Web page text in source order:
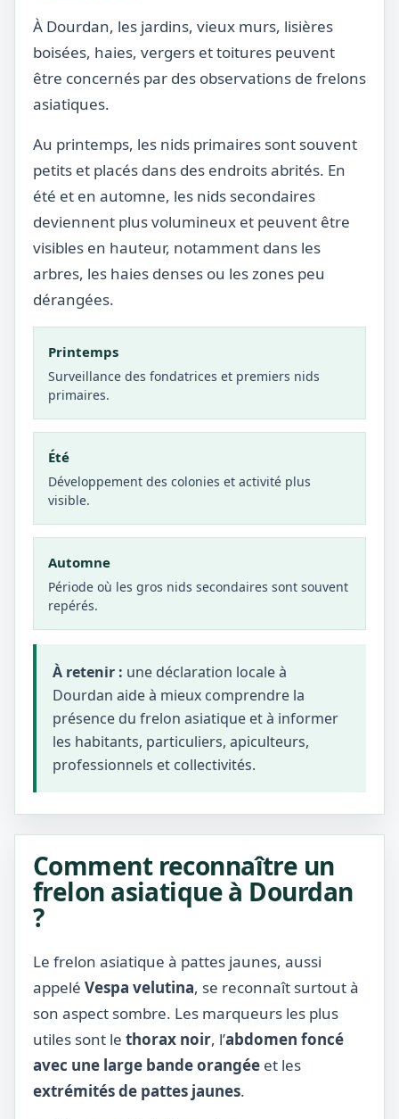
À Dourdan, les jardins, vieux murs, lisières
boisées, haies, vergers et toitures peuvent
être concernés par des observations de frelons
asiatiques.
Au printemps, les nids primaires sont souvent
petits et placés dans des endroits abrités. En
été et en automne, les nids secondaires
deviennent plus volumineux et peuvent être
visibles en hauteur, notamment dans les
arbres, les haies denses ou les zones peu
dérangées.
Printemps
Surveillance des fondatrices et premiers nids
primaires.
Été
Développement des colonies et activité plus
visible.
Automne
Période où les gros nids secondaires sont souvent
repérés.
À retenir : une déclaration locale à
Dourdan aide à mieux comprendre la
présence du frelon asiatique et à informer
les habitants, particuliers, apiculteurs,
professionnels et collectivités.
Comment reconnaître un
frelon asiatique à Dourdan
?
Le frelon asiatique à pattes jaunes, aussi
appelé Vespa velutina, se reconnaît surtout à
son aspect sombre. Les marqueurs les plus
utiles sont le thorax noir, l’abdomen foncé
avec une large bande orangée et les
extrémités de pattes jaunes.